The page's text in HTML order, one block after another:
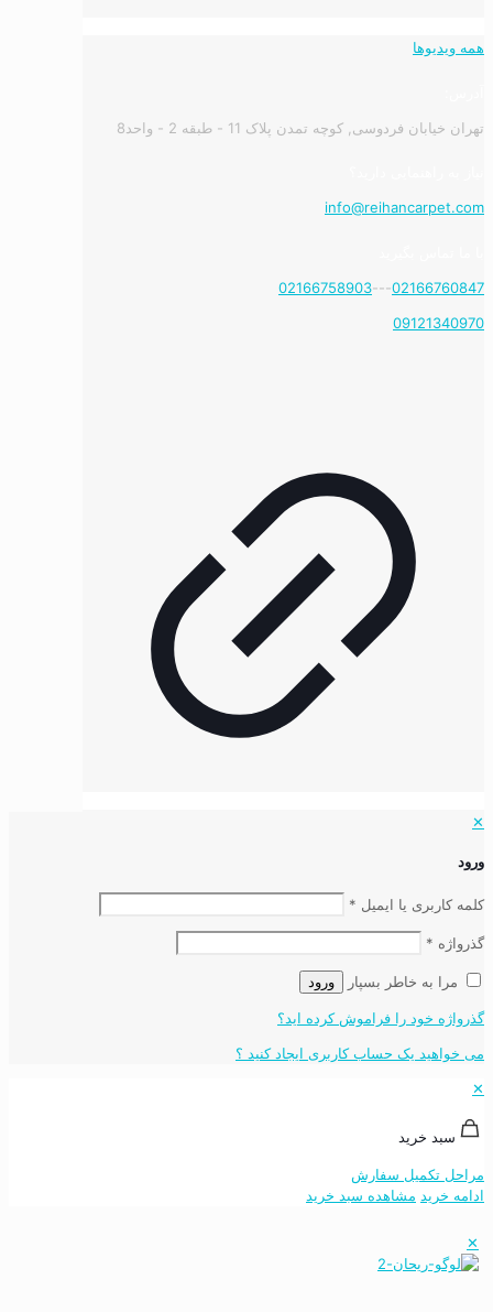
همه ویدیوها
تهران خیابان فردوسی, کوچه تمدن پلاک 11 - طبقه 2 - واحد8
info@reihancarpet.com
02166760847
---
02166758903
09121340970
✕
ورود
کلمه کاربری یا ایمیل *
گذرواژه *
مرا به خاطر بسپار ورود
گذرواژه خود را فراموش کرده اید؟
می خواهید یک حساب کاربری ایجاد کنید ؟
✕
سبد خرید
مراحل تکمیل سفارش
ادامه خرید مشاهده سبد خرید
✕